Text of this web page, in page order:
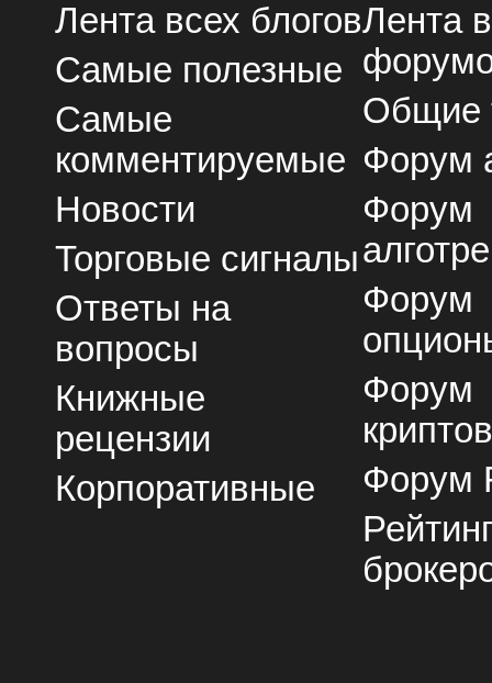
Лента всех блогов
Самые полезные
Самые
комментируемые
Новости
Торговые сигналы
Ответы на
вопросы
Книжные
рецензии
Корпоративные
Лента
Общие
Форум
Форум
Форум
Форум
Форум